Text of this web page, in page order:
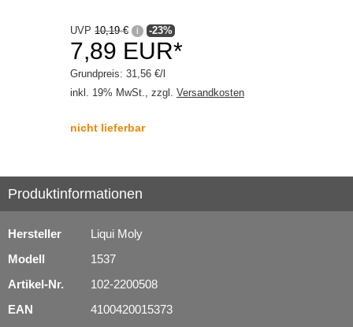
Serviceprodukte
UVP 10,19 € i -23%
7,89 EUR*
Grundpreis: 31,56 €/l
inkl. 19% MwSt., zzgl. Versandkosten
nicht lieferbar
Produktinformationen
Hersteller
Liqui Moly
Modell
1537
Artikel-Nr.
102-2200508
EAN
4100420015373